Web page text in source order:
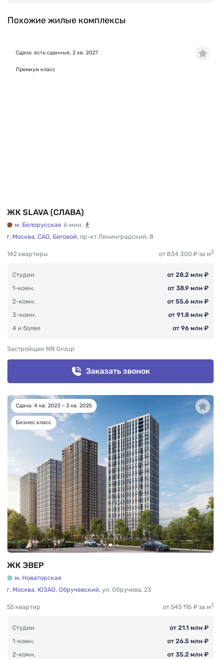
Похожие жилые комплексы
ЖК SLAVA (СЛАВА)
м. Белорусская 6 мин.
г. Москва, САО, Беговой, пр-кт Ленинградский, 8
142 квартиры от 834 300 ₽ за м2
Студии
от 28.2 млн ₽
1-комн.
от 38.9 млн ₽
2-комн.
от 55.6 млн ₽
3-комн.
от 91.8 млн ₽
4 и более
от 96 млн ₽
Застройщик MR Group
Заказать звонок
Сдача: есть сданные, 2 кв. 2027
Премиум класс
ЖК ЭВЕР
м. Новаторская
г. Москва, ЮЗАО, Обручевский, ул. Обручева, 23
55 квартир от 545 116 ₽ за м2
Студии
от 21.1 млн ₽
1-комн.
от 26.5 млн ₽
2-комн.
от 35.2 млн ₽
Сдача: 4 кв. 2023 – 3 кв. 2025
Бизнес класс